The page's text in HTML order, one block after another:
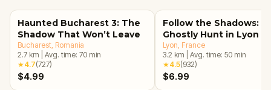
Haunted Bucharest 3: The
Shadow That Won’t Leave
Bucharest , Romania
2.7 km Avg. time: 70 min
★4.7(727)
$4.99
Follow the Shadows: A
Ghostly Hunt in Lyon
Lyon , France
3.2 km Avg. time: 50 min
★4.5(932)
$6.99